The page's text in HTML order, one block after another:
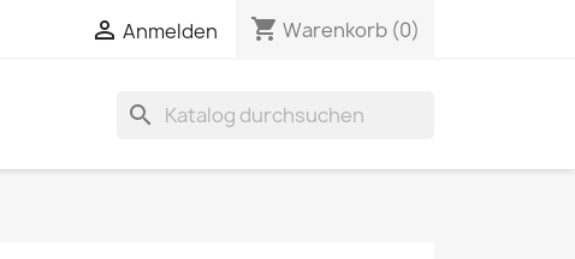
 Anmelden shopping_cart Warenkorb (0)
search